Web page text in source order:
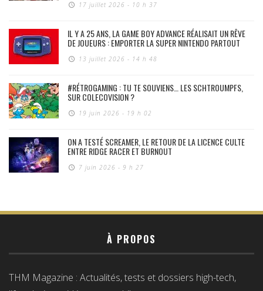
17 juillet 2026 - 10 h 37
IL Y A 25 ANS, LA GAME BOY ADVANCE RÉALISAIT UN RÊVE
DE JOUEURS : EMPORTER LA SUPER NINTENDO PARTOUT
13 juillet 2026 - 14 h 48
#RÉTROGAMING : TU TE SOUVIENS… LES SCHTROUMPFS,
SUR COLECOVISION ?
19 juin 2026 - 19 h 02
ON A TESTÉ SCREAMER, LE RETOUR DE LA LICENCE CULTE
ENTRE RIDGE RACER ET BURNOUT
7 juin 2026 - 9 h 27
À PROPOS
THM Magazine : Actualités, tests et dossiers high-tech,